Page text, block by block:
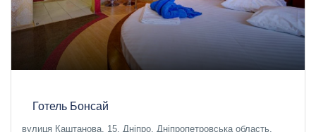
Готель Бонсай
вулиця Каштанова, 15, Дніпро, Дніпропетровська область,